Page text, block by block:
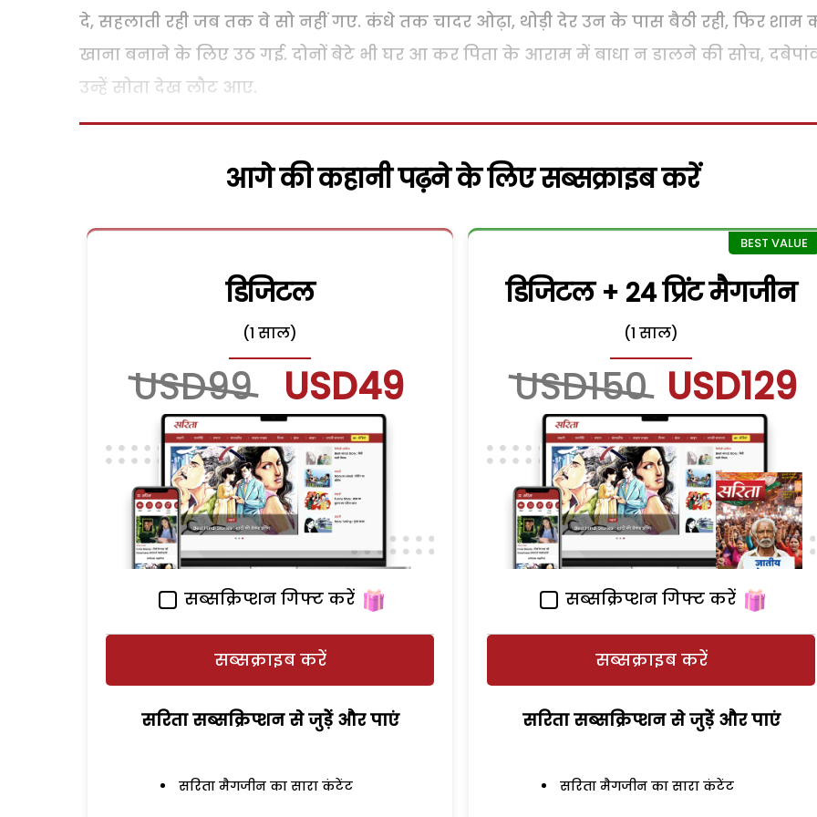
दे, सहलाती रही जब तक वे सो नहीं गए. कंधे तक चादर ओढ़ा, थोड़ी देर उन के पास बैठी रही, फिर शाम
खाना बनाने के लिए उठ गई. दोनों बेटे भी घर आ कर पिता के आराम में बाधा न डालने की सोच,
उन्हें सोता देख लौट आए.
आगे की कहानी पढ़ने के लिए सब्सक्राइब करें
डिजिटल
(1 साल)
USD99 USD49
सब्सक्रिप्शन गिफ्ट करें
सब्सक्राइब करें
सरिता सब्सक्रिप्शन से जुड़ेें और पाएं
सरिता मैगजीन का सारा कंटेंट
डिजिटल + 24 प्रिंट मैगजीन
(1 साल)
USD150 USD129
सब्सक्रिप्शन गिफ्ट करें
सब्सक्राइब करें
सरिता सब्सक्रिप्शन से जुड़ेें और पाएं
सरिता मैगजीन का सारा कंटेंट